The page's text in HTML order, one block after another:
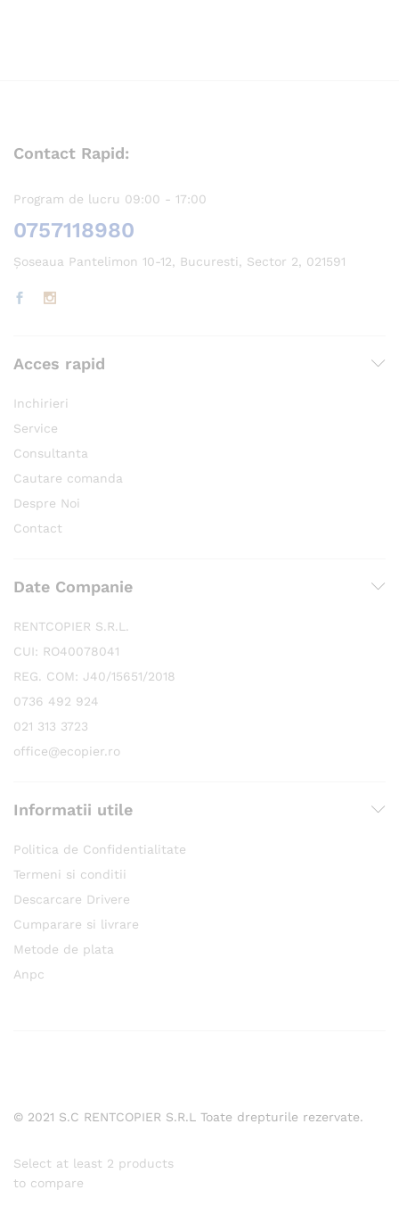
Contact Rapid:
Program de lucru 09:00 - 17:00
0757118980
Șoseaua Pantelimon 10-12, Bucuresti, Sector 2, 021591
Acces rapid
Inchirieri
Service
Consultanta
Cautare comanda
Despre Noi
Contact
Date Companie
RENTCOPIER S.R.L.
CUI: RO40078041
REG. COM: J40/15651/2018
0736 492 924
021 313 3723
office@ecopier.ro
Informatii utile
Politica de Confidentialitate
Termeni si conditii
Descarcare Drivere
Cumparare si livrare
Metode de plata
Anpc
© 2021 S.C RENTCOPIER S.R.L Toate drepturile rezervate.
Select at least 2 products
to compare